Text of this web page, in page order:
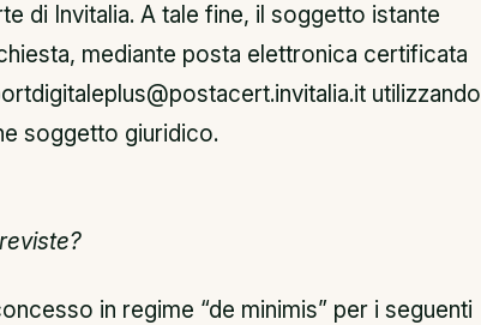
di Invitalia. A tale fine, il soggetto istante
mediante posta elettronica certificata
utilizzando
soggetto giuridico.
in regime “de minimis” per i seguenti